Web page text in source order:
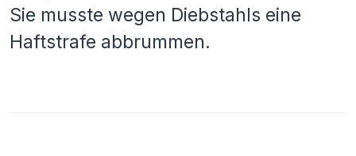
Sie musste wegen Diebstahls eine
Haftstrafe abbrummen.